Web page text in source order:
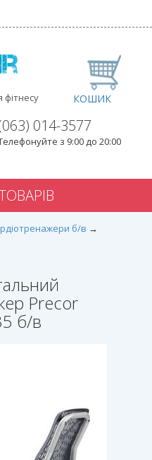
фітнесу
014-3577
з 9:00 до 20:00
КОШИК
б/в
Precor
б/в